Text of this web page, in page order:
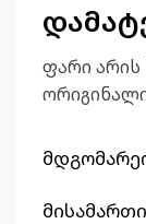
ფარი არის
მისამართი